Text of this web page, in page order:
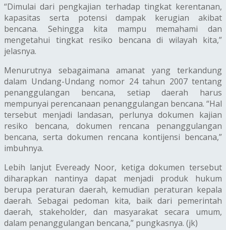
“Dimulai dari pengkajian terhadap tingkat kerentanan,
kapasitas serta potensi dampak kerugian akibat
bencana. Sehingga kita mampu memahami dan
mengetahui tingkat resiko bencana di wilayah kita,”
jelasnya.
Menurutnya sebagaimana amanat yang terkandung
dalam Undang-Undang nomor 24 tahun 2007 tentang
penanggulangan bencana, setiap daerah harus
mempunyai perencanaan penanggulangan bencana. “Hal
tersebut menjadi landasan, perlunya dokumen kajian
resiko bencana, dokumen rencana penanggulangan
bencana, serta dokumen rencana kontijensi bencana,”
imbuhnya.
Lebih lanjut Eveready Noor, ketiga dokumen tersebut
diharapkan nantinya dapat menjadi produk hukum
berupa peraturan daerah, kemudian peraturan kepala
daerah. Sebagai pedoman kita, baik dari pemerintah
daerah, stakeholder, dan masyarakat secara umum,
dalam penanggulangan bencana,” pungkasnya. (jk)